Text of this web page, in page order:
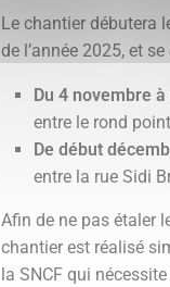
Le chantier débutera
de l’année 2025, et
Du 4 novembre
entre le rond
De début
entre la rue Sidi
Afin de ne pas étaler
chantier est réalisé
la SNCF qui